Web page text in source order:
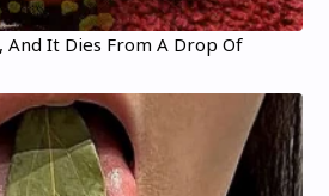
And It Dies From A Drop Of